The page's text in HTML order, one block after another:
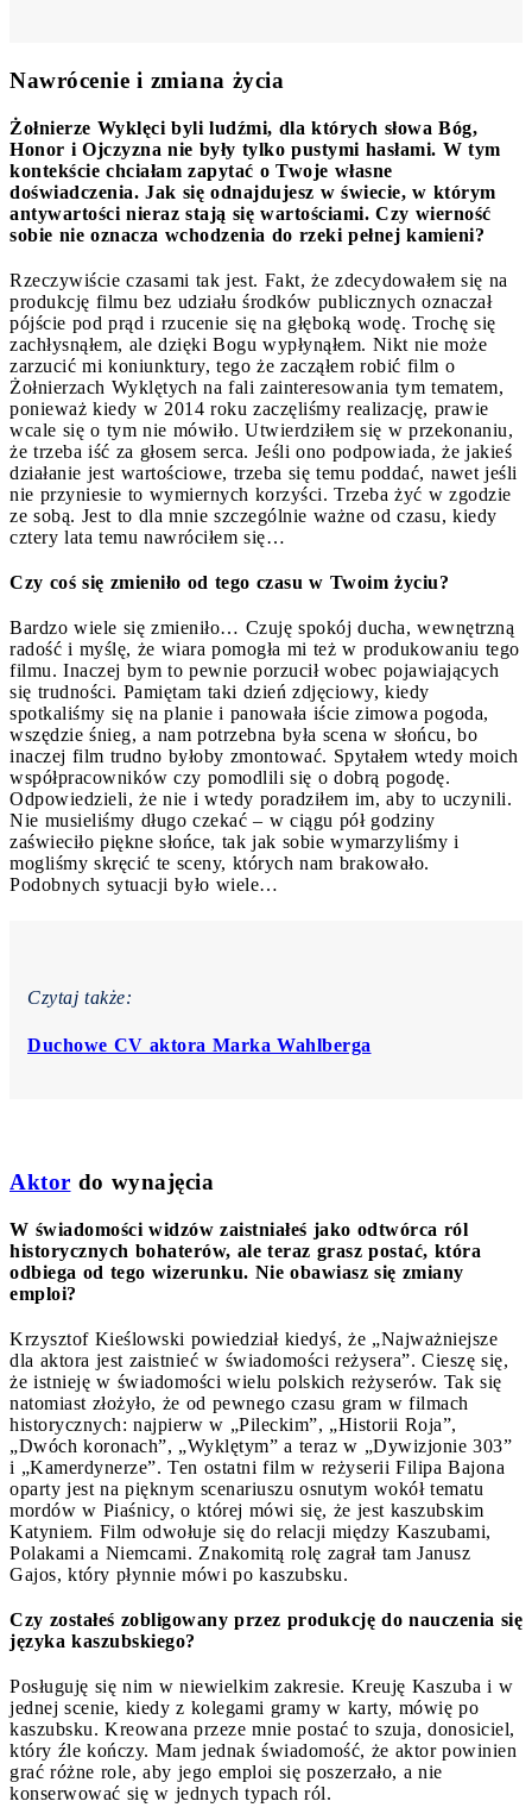
Nawrócenie i zmiana życia
Żołnierze Wyklęci byli ludźmi, dla których słowa Bóg,
Honor i Ojczyzna nie były tylko pustymi hasłami. W tym
kontekście chciałam zapytać o Twoje własne
doświadczenia. Jak się odnajdujesz w świecie, w którym
antywartości nieraz stają się wartościami. Czy wierność
sobie nie oznacza wchodzenia do rzeki pełnej kamieni?
Rzeczywiście czasami tak jest. Fakt, że zdecydowałem się na
produkcję filmu bez udziału środków publicznych oznaczał
pójście pod prąd i rzucenie się na głęboką wodę. Trochę się
zachłysnąłem, ale dzięki Bogu wypłynąłem. Nikt nie może
zarzucić mi koniunktury, tego że zacząłem robić film o
Żołnierzach Wyklętych na fali zainteresowania tym tematem,
ponieważ kiedy w 2014 roku zaczęliśmy realizację, prawie
wcale się o tym nie mówiło. Utwierdziłem się w przekonaniu,
że trzeba iść za głosem serca. Jeśli ono podpowiada, że jakieś
działanie jest wartościowe, trzeba się temu poddać, nawet jeśli
nie przyniesie to wymiernych korzyści. Trzeba żyć w zgodzie
ze sobą. Jest to dla mnie szczególnie ważne od czasu, kiedy
cztery lata temu nawróciłem się…
Czy coś się zmieniło od tego czasu w Twoim życiu?
Bardzo wiele się zmieniło… Czuję spokój ducha, wewnętrzną
radość i myślę, że wiara pomogła mi też w produkowaniu tego
filmu. Inaczej bym to pewnie porzucił wobec pojawiających
się trudności. Pamiętam taki dzień zdjęciowy, kiedy
spotkaliśmy się na planie i panowała iście zimowa pogoda,
wszędzie śnieg, a nam potrzebna była scena w słońcu, bo
inaczej film trudno byłoby zmontować. Spytałem wtedy moich
współpracowników czy pomodlili się o dobrą pogodę.
Odpowiedzieli, że nie i wtedy poradziłem im, aby to uczynili.
Nie musieliśmy długo czekać – w ciągu pół godziny
zaświeciło piękne słońce, tak jak sobie wymarzyliśmy i
mogliśmy skręcić te sceny, których nam brakowało.
Podobnych sytuacji było wiele…
Czytaj także:
Duchowe CV aktora Marka Wahlberga
Aktor do wynajęcia
W świadomości widzów zaistniałeś jako odtwórca ról
historycznych bohaterów, ale teraz grasz postać, która
odbiega od tego wizerunku. Nie obawiasz się zmiany
emploi?
Krzysztof Kieślowski powiedział kiedyś, że „Najważniejsze
dla aktora jest zaistnieć w świadomości reżysera”. Cieszę się,
że istnieję w świadomości wielu polskich reżyserów. Tak się
natomiast złożyło, że od pewnego czasu gram w filmach
historycznych: najpierw w „Pileckim”, „Historii Roja”,
„Dwóch koronach”, „Wyklętym” a teraz w „Dywizjonie 303”
i „Kamerdynerze”. Ten ostatni film w reżyserii Filipa Bajona
oparty jest na pięknym scenariuszu osnutym wokół tematu
mordów w Piaśnicy, o której mówi się, że jest kaszubskim
Katyniem. Film odwołuje się do relacji między Kaszubami,
Polakami a Niemcami. Znakomitą rolę zagrał tam Janusz
Gajos, który płynnie mówi po kaszubsku.
Czy zostałeś zobligowany przez produkcję do nauczenia się
języka kaszubskiego?
Posługuję się nim w niewielkim zakresie. Kreuję Kaszuba i w
jednej scenie, kiedy z kolegami gramy w karty, mówię po
kaszubsku. Kreowana przeze mnie postać to szuja, donosiciel,
który źle kończy. Mam jednak świadomość, że aktor powinien
grać różne role, aby jego emploi się poszerzało, a nie
konserwować się w jednych typach ról.